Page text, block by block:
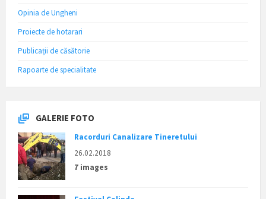
Opinia de Ungheni
Proiecte de hotarari
Publicații de căsătorie
Rapoarte de specialitate
GALERIE FOTO
Racorduri Canalizare Tineretului
26.02.2018
7 images